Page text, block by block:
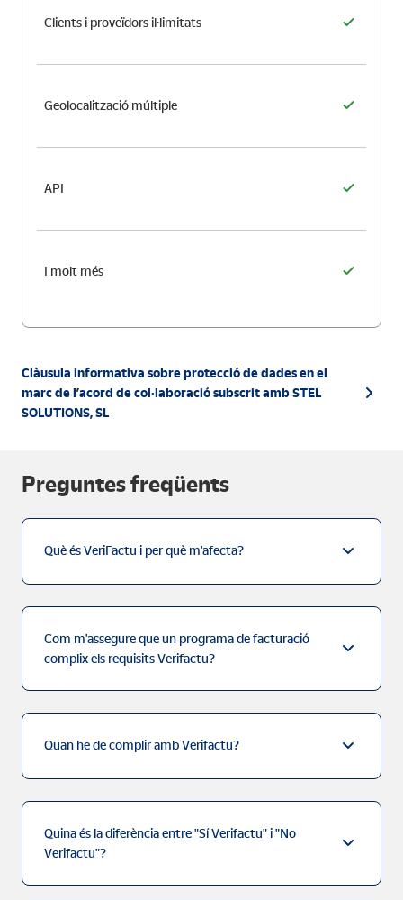
Clients i proveïdors il·limitats
Geolocalització múltiple
API
I molt més
Clàusula informativa sobre protecció de dades en el
marc de l’acord de col·laboració subscrit amb STEL
SOLUTIONS, SL
Preguntes freqüents
Què és VeriFactu i per què m'afecta?
Com m'assegure que un programa de facturació
complix els requisits Verifactu?
Quan he de complir amb Verifactu?
Quina és la diferència entre "Sí Verifactu" i "No
Verifactu"?